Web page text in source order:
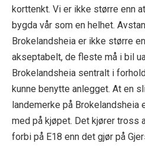
korttenkt. Vi er ikke større enn
bygda vår som en helhet.
Brokelandsheia er ikke større
akseptabelt, de fleste må i bil
Brokelandsheia sentralt i
kunne benytte anlegget. At en
landemerke på
med på kjøpet. Det kjører tross
forbi på E18 enn det gjør på